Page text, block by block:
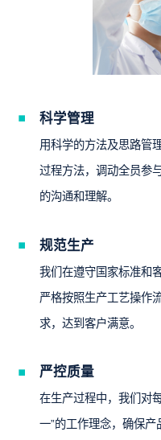
科学管理
用科学的方法及思路管
过程方法，调动全员参
的沟通和理解。
规范生产
我们在遵守国家标准和
严格按照生产工艺操作
求，达到客户满意。
严控质量
在生产过程中，我们对
一”的工作理念，确保